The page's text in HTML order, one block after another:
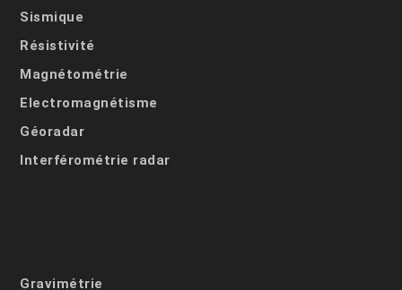
Sismique
Résistivité
Magnétométrie
Electromagnétisme
Géoradar
Interférométrie radar
Gravimétrie